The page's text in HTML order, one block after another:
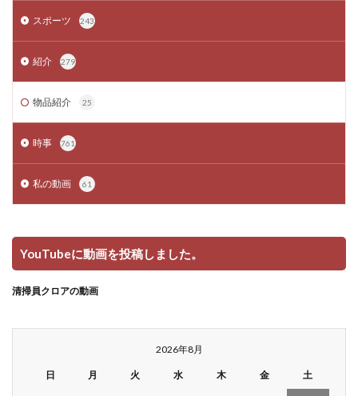
スポーツ 243
紹介 279
物品紹介 25
時事 761
私の動画 61
YouTubeに動画を投稿しました。
清掃員クロアの動画
2026年8月
日 月 火 水 木 金 土